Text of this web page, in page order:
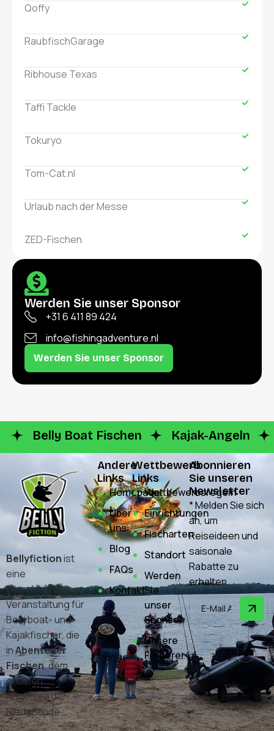
Qoffy
RaubfischGarage
Ribhouse Texas
Taffi Tackle
Tokuryo
Tom-Cat.nl
Urlaub nach der Messe
ZED-Fischen
Werden Sie unser Sponsor
+31 6 411 89 424
info@fishingadventure.nl
Werden Sie unser Sponsor
Belly Boat Fischen Kajak-Angeln
Bellyfictionist
eine
internationale
Veranstaltung für
Bellyboat- und
Kajakfischer, die
inAbenteuer
Fischen, dem
größten
Angelsee der
Niederlande.
Andere
Links
Homepage
Über
uns
Blog
FAQs
Kontakt
Wettbewerb
Links
Wettbewerbsregeln
Einrichtungen
Fischarten
Standort
Werden
Sie
unser
Sponsor
Unsere
Förderer
Abonnieren
Sie unseren
Newsletter
* Melden Sie sich
an, um
Reiseideen und
saisonale
Rabatte zu
erhalten.